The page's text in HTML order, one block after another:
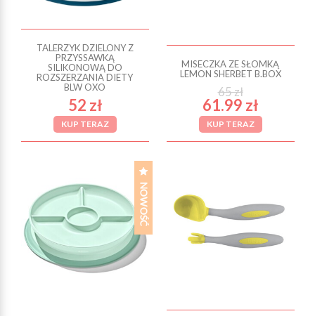
TALERZYK DZIELONY Z
PRZYSSAWKĄ
SILIKONOWĄ DO
ROZSZERZANIA DIETY
BLW OXO
52 zł
KUP TERAZ
MISECZKA ZE SŁOMKĄ
LEMON SHERBET B.BOX
65 zł
61.99 zł
KUP TERAZ